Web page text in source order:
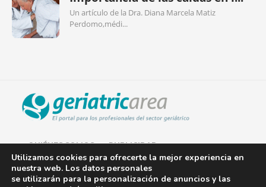
Un artículo de la Dra. Diana Marcela Matiz
Perdomo,médi...
QUIÉNES SOMOS PUBLICIDAD
AVISO LEGAL
Utilizamos cookies para ofrecerte la mejor experiencia en
nuestra web. Los datos personales
se utilizarán para la personalización de anuncios y las